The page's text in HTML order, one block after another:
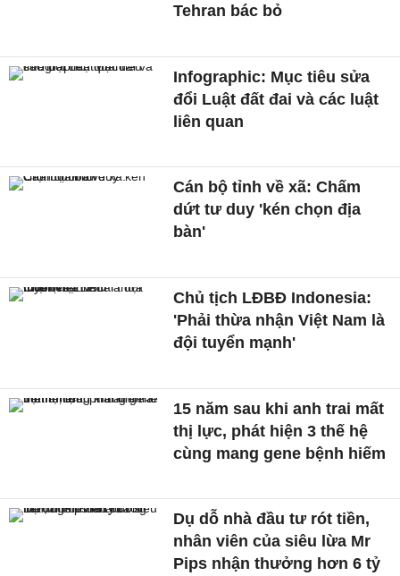
Tehran bác bỏ
Infographic: Mục tiêu sửa
đổi Luật đất đai và các luật
liên quan
Cán bộ tỉnh về xã: Chấm
dứt tư duy 'kén chọn địa
bàn'
Chủ tịch LĐBĐ Indonesia:
'Phải thừa nhận Việt Nam là
đội tuyển mạnh'
15 năm sau khi anh trai mất
thị lực, phát hiện 3 thế hệ
cùng mang gene bệnh hiếm
Dụ dỗ nhà đầu tư rót tiền,
nhân viên của siêu lừa Mr
Pips nhận thưởng hơn 6 tỷ